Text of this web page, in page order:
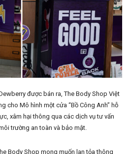
được bán ra, The Body Shop Việt
cho Mô hình một cửa “Bồ Công Anh” hỗ
xâm hại thông qua các dịch vụ tư vấn
trường an toàn và bảo mật.
Body Shop mong muốn lan tỏa thông